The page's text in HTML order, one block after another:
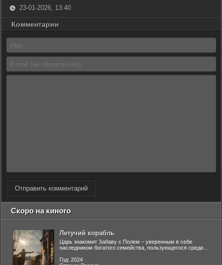
23-01-2026, 13:40
Комментарии
Отправить комментарий
Скоро на киного
Летучий корабль
Царь знакомит Забаву с Полем – уверенным в себе
наследником богатого семейства, пользующегося среди...
Год: 2024